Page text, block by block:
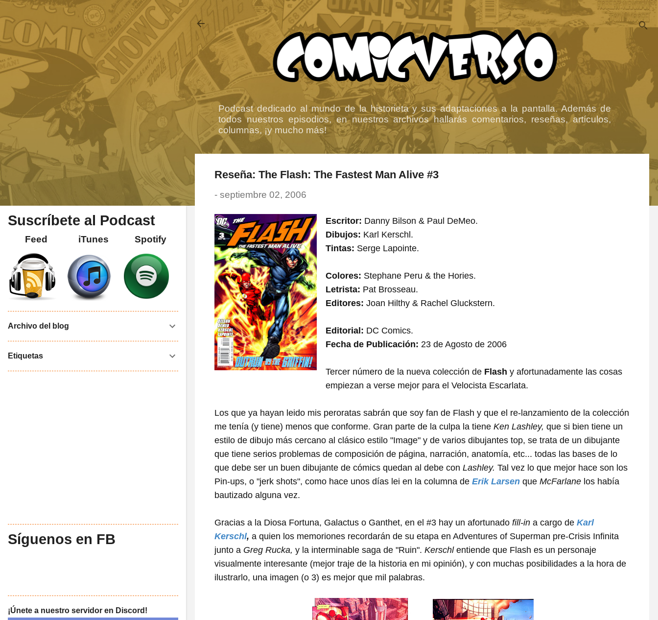
Ir al contenido principal
Podcast dedicado al mundo de la historieta y sus adaptaciones a la pantalla. Además de
todos nuestros episodios, en nuestros archivos hallarás comentarios, reseñas, artículos,
columnas, ¡y mucho más!
Reseña: The Flash: The Fastest Man Alive #3
- septiembre 02, 2006
Escritor: Danny Bilson & Paul DeMeo.
Dibujos: Karl Kerschl.
Tintas: Serge Lapointe.
Colores: Stephane Peru & the Hories.
Letrista: Pat Brosseau.
Editores: Joan Hilthy & Rachel Gluckstern.
Editorial: DC Comics.
Fecha de Publicación: 23 de Agosto de 2006
Tercer número de la nueva colección de Flash y afortunadamente las cosas
empiezan a verse mejor para el Velocista Escarlata.
Los que ya hayan leido mis peroratas sabrán que soy fan de Flash y que el re-lanzamiento de la colección
me tenía (y tiene) menos que conforme. Gran parte de la culpa la tiene Ken Lashley, que si bien tiene un
estilo de dibujo más cercano al clásico estilo "Image" y de varios dibujantes top, se trata de un dibujante
que tiene serios problemas de composición de página, narración, anatomía, etc... todas las bases de lo
que debe ser un buen dibujante de cómics quedan al debe con Lashley. Tal vez lo que mejor hace son los
Pin-ups, o "jerk shots", como hace unos días lei en la columna de Erik Larsen que McFarlane los había
bautizado alguna vez.
Gracias a la Diosa Fortuna, Galactus o Ganthet, en el #3 hay un afortunado fill-in a cargo de Karl
Kerschl, a quien los memoriones recordarán de su etapa en Adventures of Superman pre-Crisis Infinita
junto a Greg Rucka, y la interminable saga de "Ruin". Kerschlentiende que Flash es un personaje
visualmente interesante (mejor traje de la historia en mi opinión), y con muchas posibilidades a la hora de
ilustrarlo, una imagen (o 3) es mejor que mil palabras.
Suscríbete al Podcast
Feed iTunes Spotify
Archivo del blog
Etiquetas
Síguenos en FB
¡Únete a nuestro servidor en Discord!